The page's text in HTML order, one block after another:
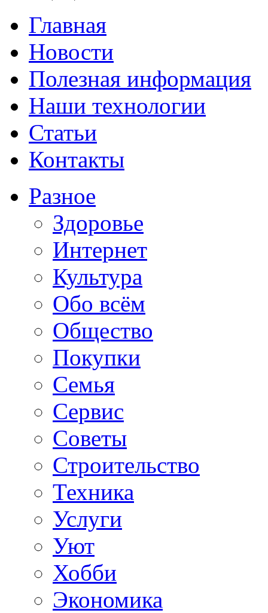
Главная
Новости
Полезная информация
Наши технологии
Статьи
Контакты
Разное
Здоровье
Интернет
Культура
Обо всём
Общество
Покупки
Семья
Сервис
Советы
Строительство
Техника
Услуги
Уют
Хобби
Экономика